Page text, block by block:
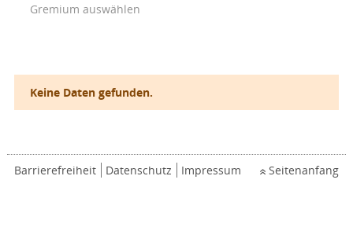
Gremium auswählen
Keine Daten gefunden.
Barrierefreiheit Datenschutz Impressum Seitenanfang